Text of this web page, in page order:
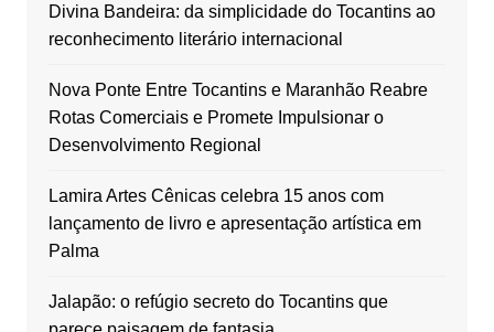
Divina Bandeira: da simplicidade do Tocantins ao
reconhecimento literário internacional
Nova Ponte Entre Tocantins e Maranhão Reabre
Rotas Comerciais e Promete Impulsionar o
Desenvolvimento Regional
Lamira Artes Cênicas celebra 15 anos com
lançamento de livro e apresentação artística em
Palma
Jalapão: o refúgio secreto do Tocantins que